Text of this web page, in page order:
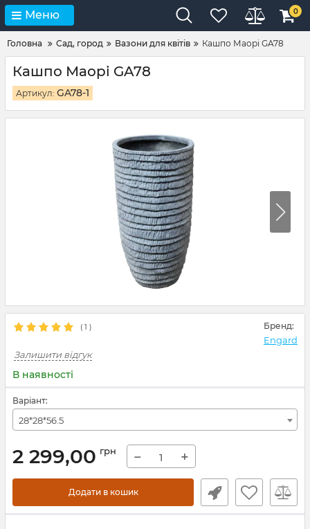
Меню 0
Головна Сад, город Вазони для квітів Кашпо Маорі GA78
Кашпо Маорі GA78
Артикул: GA78-1
( 1 ) Бренд:
Engard
Залишити відгук
В наявності
Варіант:
28*28*56.5
2 299,00 грн − +
Додати в кошик